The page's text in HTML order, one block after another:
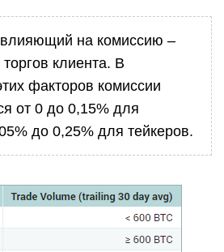
на комиссию –
клиента. В
факторов комиссии
от 0 до 0,15% для
до 0,25% для тейкеров.